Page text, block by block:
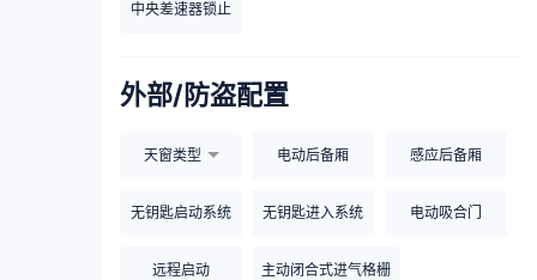
中央差速器锁止
外部/防盗配置
天窗类型 电动后备厢 感应后备厢
无钥匙启动系统 无钥匙进入系统 电动吸合门
远程启动 主动闭合式进气格栅